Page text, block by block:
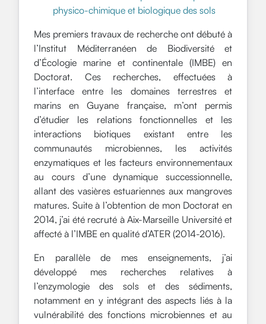
physico-chimique et biologique des sols
Mes premiers travaux de recherche ont débuté à
l’Institut Méditerranéen de Biodiversité et
d’Écologie marine et continentale (IMBE) en
Doctorat. Ces recherches, effectuées à
l’interface entre les domaines terrestres et
marins en Guyane française, m’ont permis
d’étudier les relations fonctionnelles et les
interactions biotiques existant entre les
communautés microbiennes, les activités
enzymatiques et les facteurs environnementaux
au cours d’une dynamique successionnelle,
allant des vasières estuariennes aux mangroves
matures. Suite à l’obtention de mon Doctorat en
2014, j’ai été recruté à Aix-Marseille Université et
affecté à l’IMBE en qualité d’ATER (2014-2016).
En parallèle de mes enseignements, j’ai
développé mes recherches relatives à
l’enzymologie des sols et des sédiments,
notamment en y intégrant des aspects liés à la
vulnérabilité des fonctions microbiennes et au